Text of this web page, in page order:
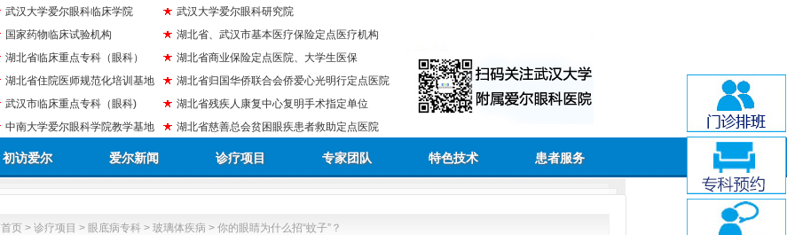
武汉大学爱尔眼科临床学院
国家药物临床试验机构
湖北省临床重点专科（眼科）
湖北省住院医师规范化培训基地
武汉市临床重点专科（眼科)
中南大学爱尔眼科学院教学基地
武汉大学爱尔眼科研究院
湖北省、武汉市基本医疗保险定点医疗机构
湖北省商业保险定点医院、大学生医保
湖北省归国华侨联合会侨爱心光明行定点医院
湖北省残疾人康复中心复明手术指定单位
湖北省慈善总会贫困眼疾患者救助定点医院
初访爱尔 爱尔新闻 诊疗项目 专家团队 特色技术 患者服务
首页 > 诊疗项目 > 眼底病专科 > 玻璃体疾病 > 你的眼睛为什么招“蚊子”？